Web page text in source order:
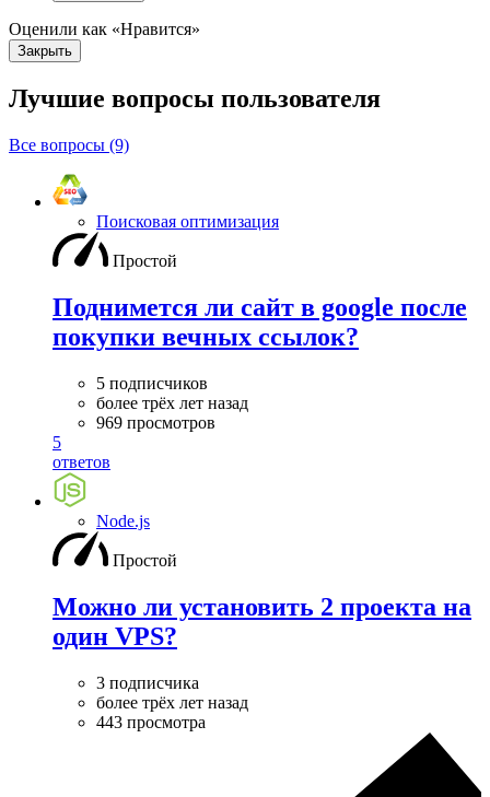
Оценили как «Нравится»
Закрыть
Лучшие вопросы пользователя
Все вопросы (9)
Поисковая оптимизация
Простой
Поднимется ли сайт в google после
покупки вечных ссылок?
5 подписчиков
более трёх лет назад
969 просмотров
5
ответов
Node.js
Простой
Можно ли установить 2 проекта на
один VPS?
3 подписчика
более трёх лет назад
443 просмотра